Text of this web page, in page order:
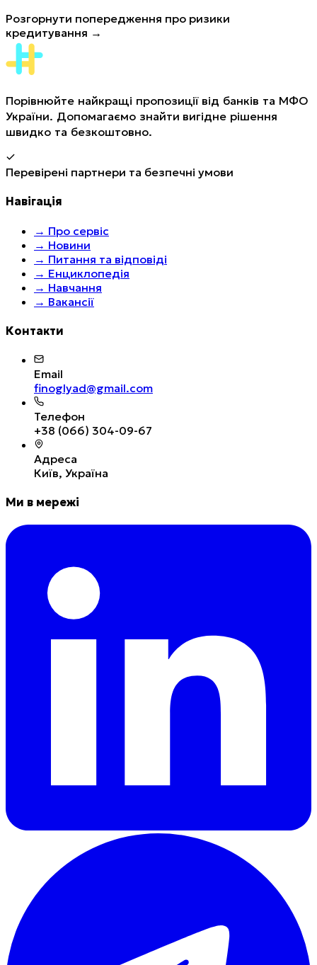
Розгорнути попередження про ризики
кредитування →
Порівнюйте найкращі пропозиції від банків та МФО
України. Допомагаємо знайти вигідне рішення
швидко та безкоштовно.
Перевірені партнери та безпечні умови
Навігація
→ Про сервіс
→ Новини
→ Питання та відповіді
→ Енциклопедія
→ Навчання
→ Вакансії
Контакти
Email
finoglyad@gmail.com
Телефон
+38 (066) 304-09-67
Адреса
Київ, Україна
Ми в мережі